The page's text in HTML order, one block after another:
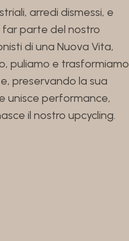
arredi dismessi, e
far parte del nostro
di una Nuova Vita,
puliamo e trasformiamo
preservando la sua
unisce performance,
il nostro upcycling.